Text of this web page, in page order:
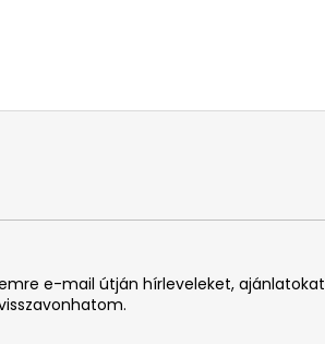
e-mail útján hírleveleket, ajánlatokat